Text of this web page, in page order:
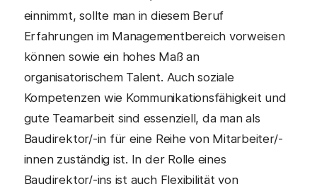
einnimmt, sollte man in diesem Beruf
Erfahrungen im Managementbereich vorweisen
können sowie ein hohes Maß an
organisatorischem Talent. Auch soziale
Kompetenzen wie Kommunikationsfähigkeit und
gute Teamarbeit sind essenziell, da man als
Baudirektor/-in für eine Reihe von Mitarbeiter/-
innen zuständig ist. In der Rolle eines
Baudirektor/-ins ist auch Flexibilität von